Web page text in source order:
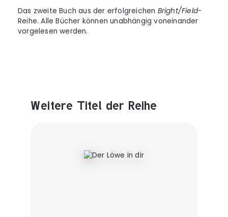
Das zweite Buch aus der erfolgreichen Bright/Field-
Reihe. Alle Bücher können unabhängig voneinander
vorgelesen werden.
Produktgalerie überspringen
Weitere Titel der Reihe